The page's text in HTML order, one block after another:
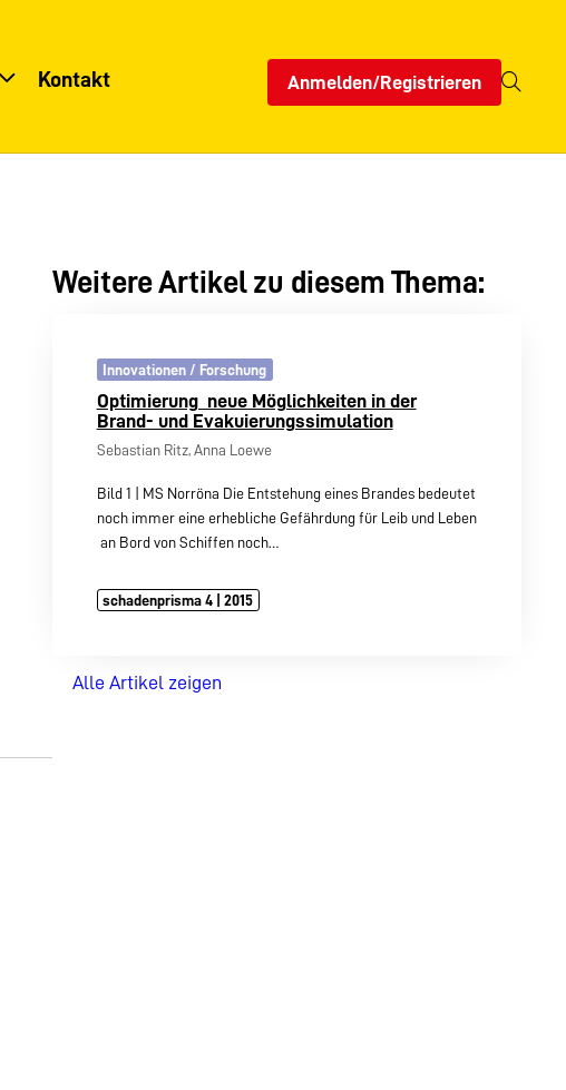
Kontakt Anmelden/Registrieren
Weitere Artikel zu diesem Thema:
Innovationen / Forschung
Optimierung  neue Möglichkeiten in der
Brand- und Evakuierungssimulation
Sebastian Ritz, Anna Loewe
Bild 1 | MS Norröna Die Entstehung eines Brandes bedeutet
noch immer eine erhebliche Gefährdung für Leib und Leben
 an Bord von Schiffen noch…
schadenprisma 4 | 2015
Alle Artikel zeigen